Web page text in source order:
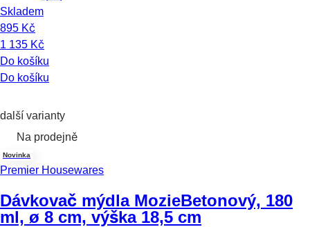
Skladem
895 Kč
1 135 Kč
Do košíku
Do košíku
další varianty
Na prodejně
Novinka
Premier Housewares
Dávkovač mýdla MozieBetonový, 180
ml, ø 8 cm, výška 18,5 cm